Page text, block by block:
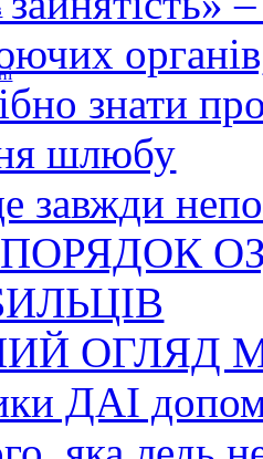
знати
шлюбу
завжди
ОГЛЯД
ДАІ